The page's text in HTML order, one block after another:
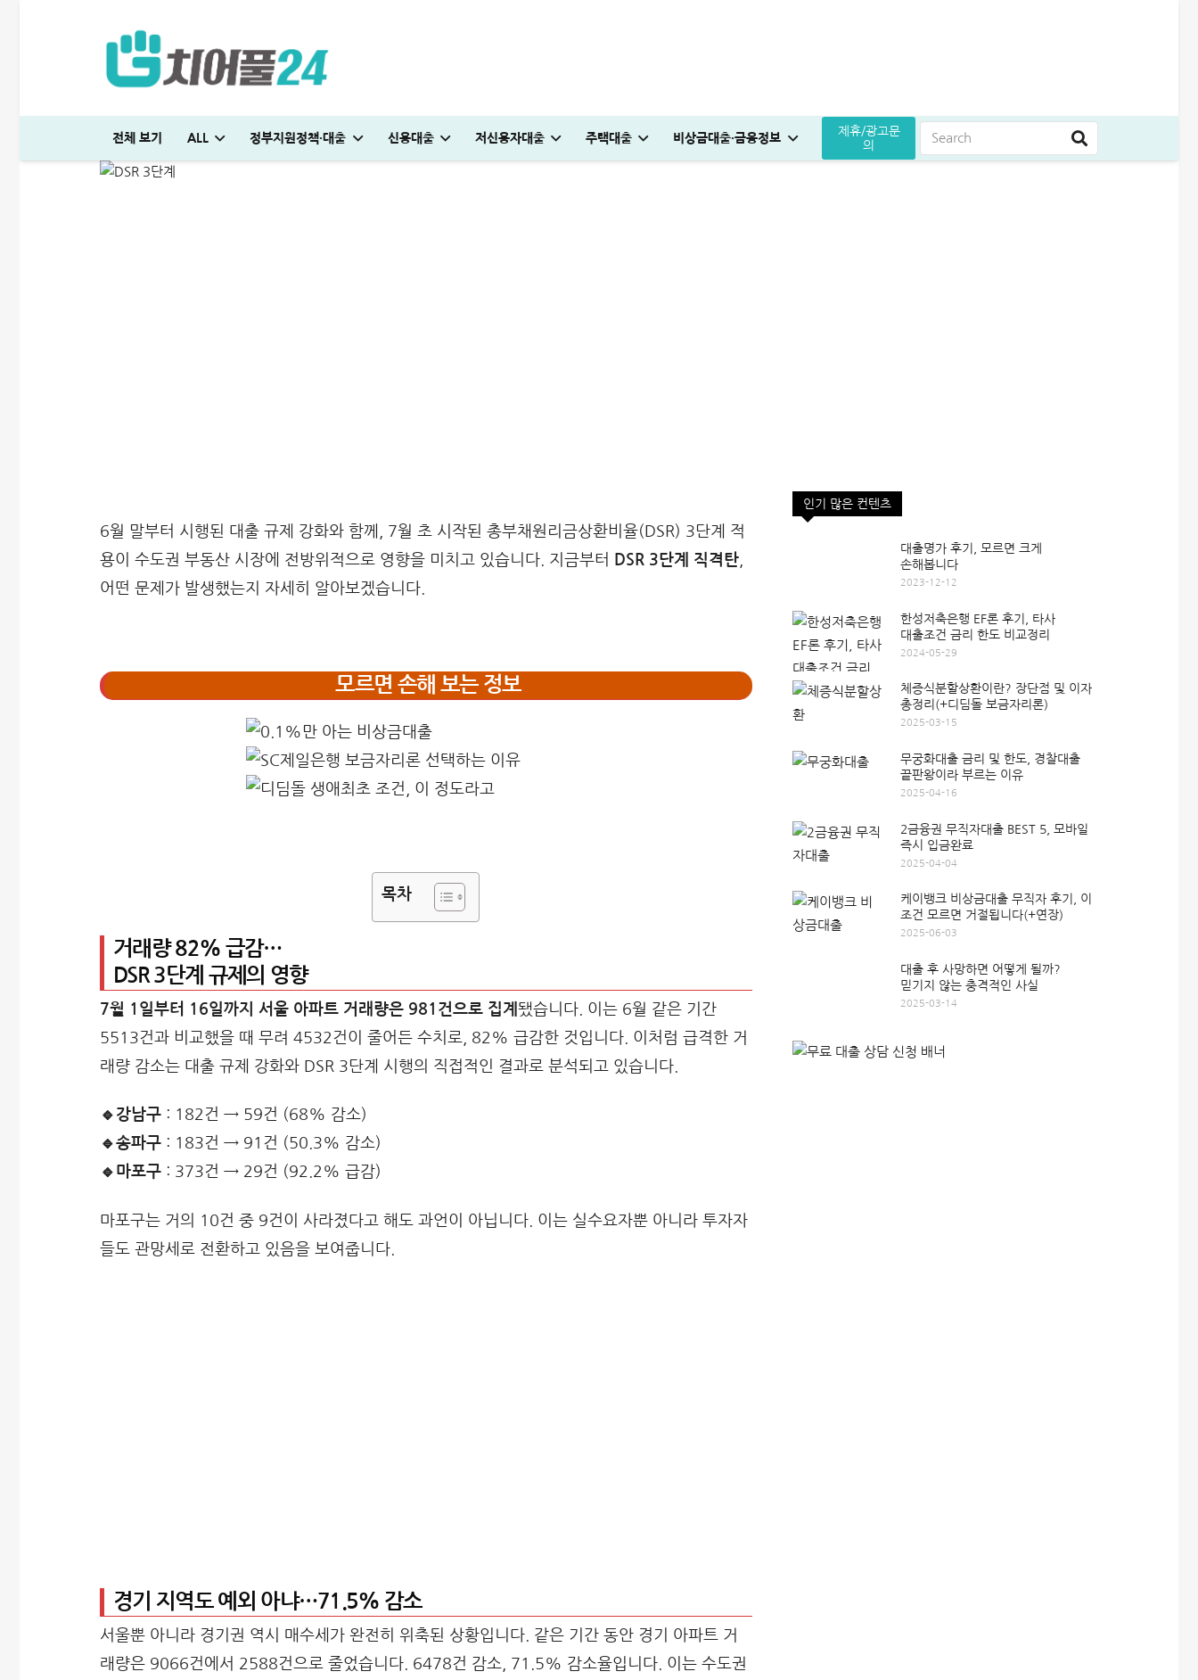
전체 보기 ALL 정부지원정책·대출 신용대출 저신용자대출 주택대출 비상금대출·금융정보
제휴/광고문
의
6월 말부터 시행된 대출 규제 강화와 함께, 7월 초 시작된 총부채원리금상환비율(DSR) 3단계 적
용이 수도권 부동산 시장에 전방위적으로 영향을 미치고 있습니다. 지금부터
DSR 3단계 직격탄
어떤 문제가 발생했는지 자세히 알아보겠습니다.
모르면 손해 보는 정보
목차
거래량 82% 급감…
DSR 3단계 규제의 영향
7월 1일부터 16일까지 서울 아파트 거래량은 981건으로 집계 됐습니다. 이는 6월 같은 기간
5513건과 비교했을 때 무려 4532건이 줄어든 수치로, 82% 급감한 것입니다. 이처럼 급격한 거
래량 감소는 대출 규제 강화와 DSR 3단계 시행의 직접적인 결과로 분석되고 있습니다.
🔹강남구 : 182건 → 59건 (68% 감소)
🔹송파구 : 183건 → 91건 (50.3% 감소)
🔹마포구 : 373건 → 29건 (92.2% 급감)
마포구는 거의 10건 중 9건이 사라졌다고 해도 과언이 아닙니다. 이는 실수요자뿐 아니라 투자자
들도 관망세로 전환하고 있음을 보여줍니다.
경기 지역도 예외 아냐…71.5% 감소
서울뿐 아니라 경기권 역시 매수세가 완전히 위축된 상황입니다. 같은 기간 동안 경기 아파트 거
래량은 9066건에서 2588건으로 줄었습니다. 6478건 감소, 71.5% 감소율입니다. 이는 수도권
인기 많은 컨텐츠
대출명가 후기, 모르면 크게
손해봅니다
2023-12-12
한성저축은행 EF론 후기, 타사
대출조건 금리 한도 비교정리
2024-05-29
체증식분할상환이란? 장단점 및 이자
총정리(+디딤돌 보금자리론)
2025-03-15
무궁화대출 금리 및 한도, 경찰대출
끝판왕이라 부르는 이유
2025-04-16
2금융권 무직자대출 BEST 5, 모바일
즉시 입금완료
2025-04-04
케이뱅크 비상금대출 무직자 후기, 이
조건 모르면 거절됩니다(+연장)
2025-06-03
대출 후 사망하면 어떻게 될까?
믿기지 않는 충격적인 사실
2025-03-14